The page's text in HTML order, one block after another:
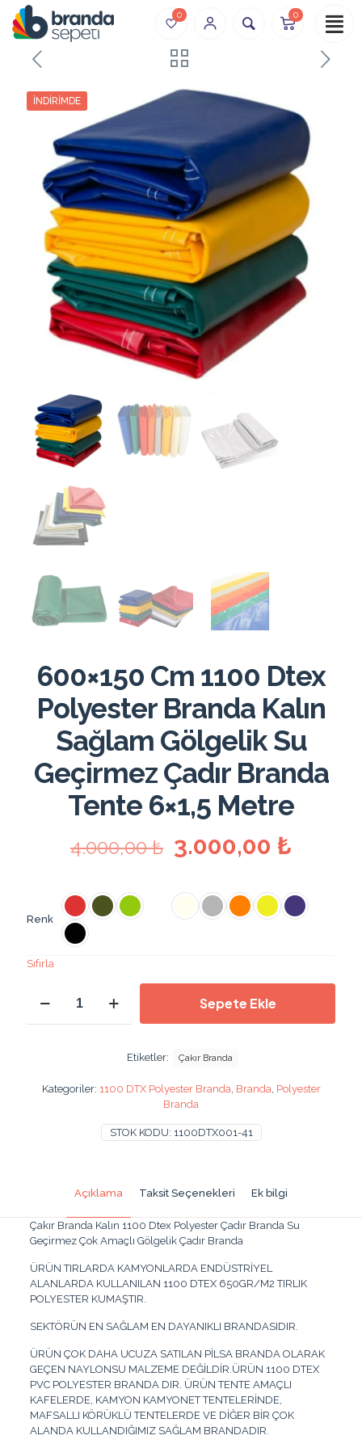
0 0
İNDIRIMDE
600×150 Cm 1100 Dtex
Polyester Branda Kalın
Sağlam Gölgelik Su
Geçirmez Çadır Branda
Tente 6×1,5 Metre
4.000,00₺ Orijinal
4.000,00 ₺.
3.000,00 ₺
fiyat:
Renk
Sıfırla
Cm
Sağlam
Metre
adet
Sepete Ekle
STOK KODU: 1100DTX001-41
Kategoriler: 1100 DTX Polyester Branda Branda Polyester
Branda
Etiketler: Çakır Branda
Açıklama Taksit Seçenekleri Ek bilgi
Çakır Branda Kalın 1100 Dtex Polyester Çadır Branda Su
Geçirmez Çok Amaçlı Gölgelik Çadır Branda
ÜRÜN TIRLARDA KAMYONLARDA ENDÜSTRİYEL
ALANLARDA KULLANILAN 1100 DTEX 650GR/M2 TIRLIK
POLYESTER KUMAŞTIR.
SEKTÖRÜN EN SAĞLAM EN DAYANIKLI BRANDASIDIR.
ÜRÜN ÇOK DAHA UCUZA SATILAN PİLSA BRANDA OLARAK
GEÇEN NAYLONSU MALZEME DEĞİLDİR.ÜRÜN 1100 DTEX
PVC POLYESTER BRANDA DIR. ÜRÜN TENTE AMAÇLI
KAFELERDE, KAMYON KAMYONET TENTELERİNDE,
MAFSALLI KÖRÜKLÜ TENTELERDE VE DİĞER BİR ÇOK
ALANDA KULLANDIĞIMIZ SAĞLAM BRANDADIR.